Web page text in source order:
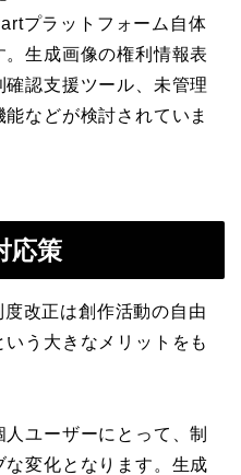
プラットフォーム自体
生成画像の権利情報表
認支援ツール、未管理
などが検討されていま
応策
改正は創作活動の自由
う大きなメリットをも
ユーザーにとって、制
変化となります。生成